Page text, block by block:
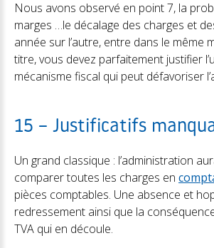
Nous avons observé en point 7, la
marges …le décalage des charges et
année sur l’autre, entre dans le même
titre, vous devez parfaitement justifier
mécanisme fiscal qui peut défavoriser
15 – Justificatifs
Un grand classique : l’administration
comparer toutes les charges en
pièces comptables. Une absence et
redressement ainsi que la
TVA qui en découle.